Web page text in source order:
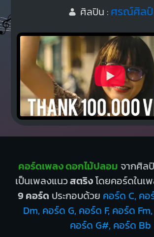
ศิลปิน : ศรณ์ศิลป์
คอร์ดเพลง ดอกไม้ปลอม จากศิล
เป็นเพลงแนวสตริงโดยคอร์ดในเ
9 คอร์ด ประกอบด้วย คอร์ด C, คอ
Dm, คอร์ด G, คอร์ด F, คอร์ด
คอร์ด G#, คอร์ด Bb